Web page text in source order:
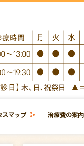
スマップ 治療費の案内